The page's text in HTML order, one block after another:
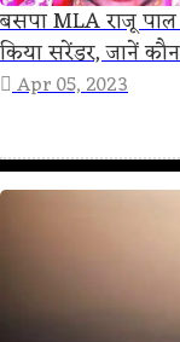
बसपा MLA राजू
किया सरेंडर, जानें
Apr 05, 2023